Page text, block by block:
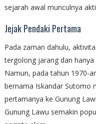
sejarah awal munculnya
Jejak Pendaki Pertama
Pada zaman dahulu,
tergolong jarang dan
Namun, pada tahun 1970-
bernama Iskandar Sutomo
pertamanya ke Gunung
Gunung Lawu semakin